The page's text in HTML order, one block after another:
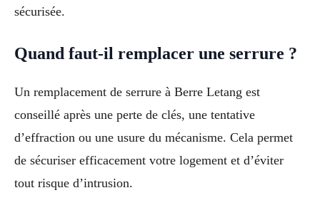
sécurisée.
Quand faut-il remplacer une serrure ?
Un remplacement de serrure à Berre Letang est
conseillé après une perte de clés, une tentative
d’effraction ou une usure du mécanisme. Cela permet
de sécuriser efficacement votre logement et d’éviter
tout risque d’intrusion.